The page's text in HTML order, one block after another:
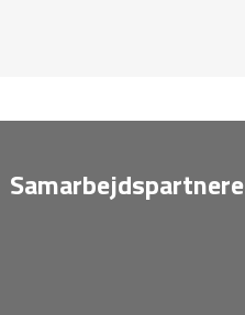
Samarbejdspartnere